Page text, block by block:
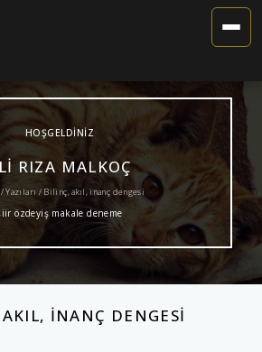
Toggle
HOŞGELDINIZ
RIZA MALKOÇ
/Yazıları / Bilinç, akıl, inanç dengesi
özdeyiş makale deneme
INANÇ DENGESI